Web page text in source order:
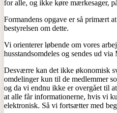
for alle, og ikke køre mærkesager,
Formandens opgave er så primært
bestyrelsen om dette.
Vi orienterer løbende om vores
husstandsomdeles og sendes ud
Desværre kan det ikke økonomisk
omdelinger kun til de medlemmer
og da vi endnu ikke er overgået til
at alle får informationerne, hvis vi
elektronisk. Så vi fortsætter med